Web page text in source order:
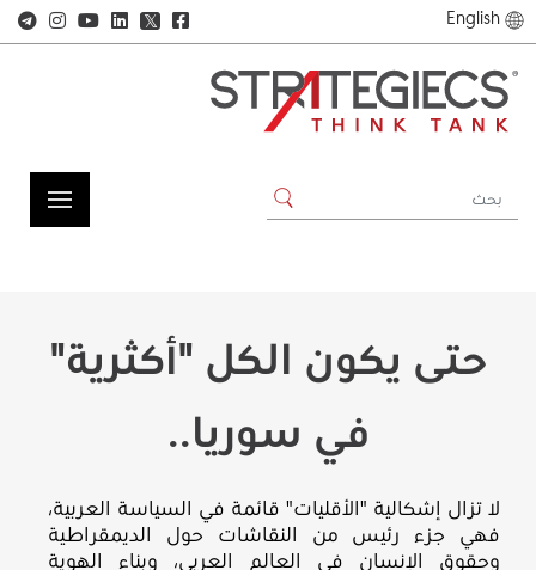
English
𝕏
حتى يكون الكل "أكثرية"
في سوريا..
لا تزال إشكالية "الأقليات" قائمة في السياسة العربية،
فهي جزء رئيس من النقاشات حول الديمقراطية
وحقوق الإنسان في العالم العربي، وبناء الهوية